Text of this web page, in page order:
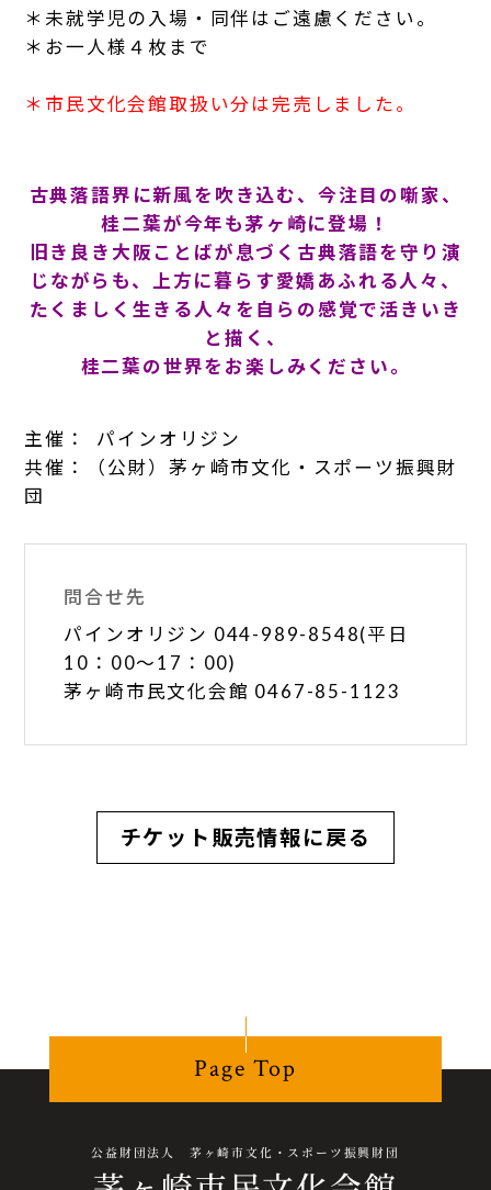
＊未就学児の入場・同伴はご遠慮ください。
＊お一人様４枚まで
＊市民文化会館取扱い分は完売しました。
古典落語界に新風を吹き込む、今注目の噺家、
桂二葉が今年も茅ヶ崎に登場！
旧き良き大阪ことばが息づく古典落語を守り演
じながらも、上方に暮らす愛嬌あふれる人々、
たくましく生きる人々を自らの感覚で活きいき
と描く、
桂二葉の世界をお楽しみください。
主催： パインオリジン
共催：（公財）茅ヶ崎市文化・スポーツ振興財
団
問合せ先
パインオリジン 044-989-8548(平日
10：00～17：00)
茅ヶ崎市民文化会館 0467-85-1123
チケット販売情報に戻る
Page Top
公益財団法人 茅ヶ崎市文化・スポーツ振興財団